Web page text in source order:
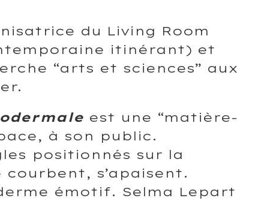
du Living Room
itinérant) et
“arts et sciences” aux
est une “matière-
à son public.
positionnés sur la
s’apaisent.
émotif. Selma Lepart